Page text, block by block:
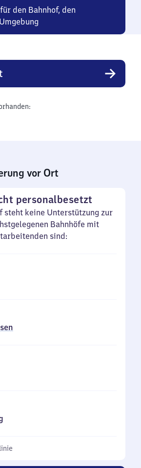
den Bahnhof, den
vor Ort
personalbesetzt
steht keine Unterstützung zur
Bahnhöfe mit
sind: